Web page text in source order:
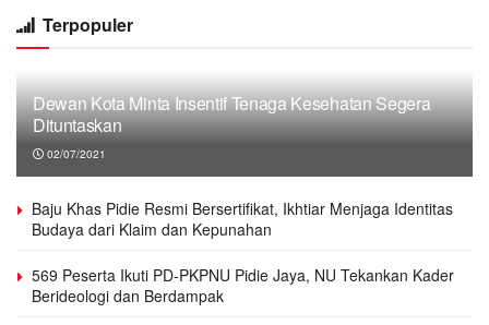
Terpopuler
Dewan Kota Minta Insentif Tenaga Kesehatan Segera
Dituntaskan
02/07/2021
Baju Khas Pidie Resmi Bersertifikat, Ikhtiar Menjaga Identitas
Budaya dari Klaim dan Kepunahan
569 Peserta Ikuti PD-PKPNU Pidie Jaya, NU Tekankan Kader
Berideologi dan Berdampak